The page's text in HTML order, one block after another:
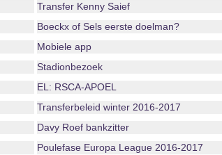
Transfer Kenny Saief
Boeckx of Sels eerste doelman?
Mobiele app
Stadionbezoek
EL: RSCA-APOEL
Transferbeleid winter 2016-2017
Davy Roef bankzitter
Poulefase Europa League 2016-2017